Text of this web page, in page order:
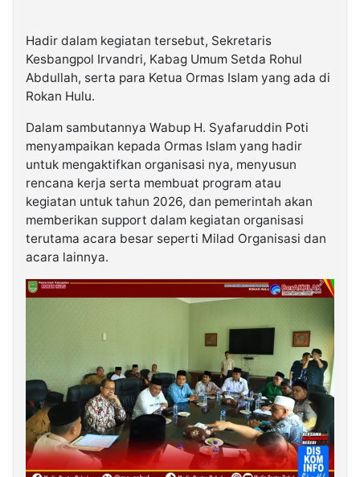
Hadir dalam kegiatan tersebut, Sekretaris
Kesbangpol Irvandri, Kabag Umum Setda Rohul
Abdullah, serta para Ketua Ormas Islam yang ada di
Rokan Hulu.
Dalam sambutannya Wabup H. Syafaruddin Poti
menyampaikan kepada Ormas Islam yang hadir
untuk mengaktifkan organisasi nya, menyusun
rencana kerja serta membuat program atau
kegiatan untuk tahun 2026, dan pemerintah akan
memberikan support dalam kegiatan organisasi
terutama acara besar seperti Milad Organisasi dan
acara lainnya.